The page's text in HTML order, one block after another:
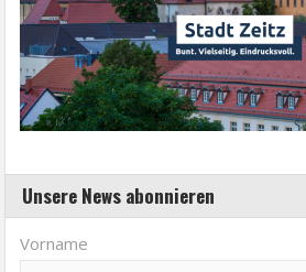
Unsere News abonnieren
Vorname